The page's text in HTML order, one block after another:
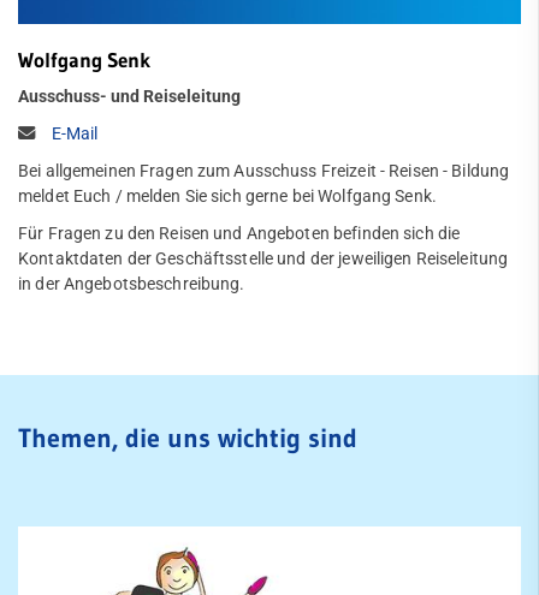
Wolfgang Senk
Ausschuss- und Reiseleitung
E-Mail
Bei allgemeinen Fragen zum Ausschuss Freizeit - Reisen - Bildung
meldet Euch / melden Sie sich gerne bei Wolfgang Senk.
Für Fragen zu den Reisen und Angeboten befinden sich die
Kontaktdaten der Geschäftsstelle und der jeweiligen Reiseleitung
in der Angebotsbeschreibung.
Themen, die uns wichtig sind